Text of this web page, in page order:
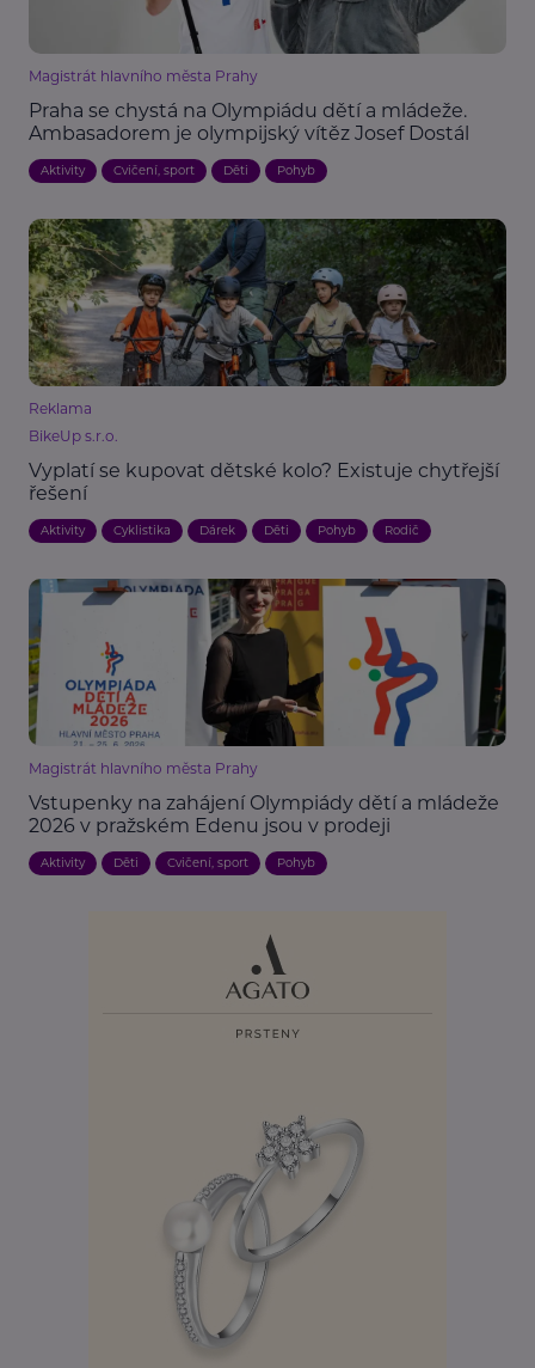
Magistrát hlavního města Prahy
Praha se chystá na Olympiádu dětí a mládeže.
Ambasadorem je olympijský vítěz Josef Dostál
Aktivity Cvičení, sport Děti Pohyb
Reklama
BikeUp s.r.o.
Vyplatí se kupovat dětské kolo? Existuje chytřejší
řešení
Aktivity Cyklistika Dárek Děti Pohyb Rodič
Magistrát hlavního města Prahy
Vstupenky na zahájení Olympiády dětí a mládeže
2026 v pražském Edenu jsou v prodeji
Aktivity Děti Cvičení, sport Pohyb